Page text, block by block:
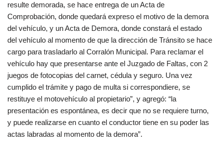
resulte demorada, se hace entrega de un Acta de
Comprobación, donde quedará expreso el motivo de la demora
del vehículo, y un Acta de Demora, donde constará el estado
del vehículo al momento de que la dirección de Tránsito se hace
cargo para trasladarlo al Corralón Municipal. Para reclamar el
vehículo hay que presentarse ante el Juzgado de Faltas, con 2
juegos de fotocopias del carnet, cédula y seguro. Una vez
cumplido el trámite y pago de multa si correspondiere, se
restituye el motovehículo al propietario”, y agregó: “la
presentación es espontánea, es decir que no se requiere turno,
y puede realizarse en cuanto el conductor tiene en su poder las
actas labradas al momento de la demora”.